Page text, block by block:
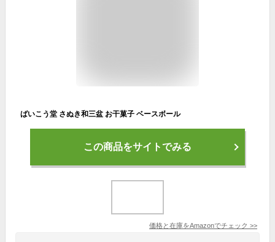
ばいこう堂 さぬき和三盆 お干菓子 ベースボール
この商品をサイトでみる
価格と在庫をAmazonでチェック >>